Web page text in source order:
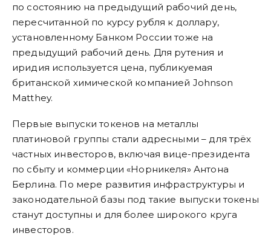
по состоянию на предыдущий рабочий день,
пересчитанной по курсу рубля к доллару,
установленному Банком России тоже на
предыдущий рабочий день. Для рутения и
иридия используется цена, публикуемая
британской химической компанией Johnson
Matthey.
Первые выпуски токенов на металлы
платиновой группы стали адресными – для трёх
частных инвесторов, включая вице-президента
по сбыту и коммерции «Норникеля» Антона
Берлина. По мере развития инфраструктуры и
законодательной базы под такие выпуски токены
станут доступны и для более широкого круга
инвесторов.